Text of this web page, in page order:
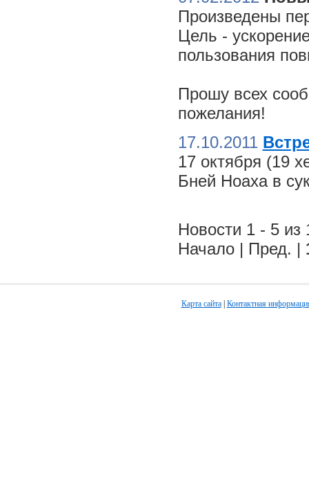
Произведены
Цель -
пользования
Прошу всех
пожелания!
17.10.2011
17 октября (19
Бней Ноаха в
Новости 1 - 5 из
Начало | Пред. |
Карта сайта| Контактная